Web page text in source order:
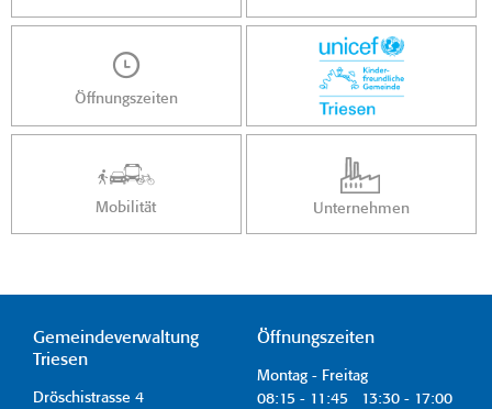
Öffnungszeiten
Mobilität Unternehmen
Gemeindeverwaltung
Triesen
Dröschistrasse 4
Öffnungszeiten
Montag - Freitag
08:15 - 11:45 13:30 - 17:00